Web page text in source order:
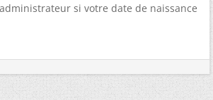
si votre date de naissance